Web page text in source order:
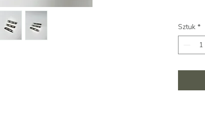
Sztuk *